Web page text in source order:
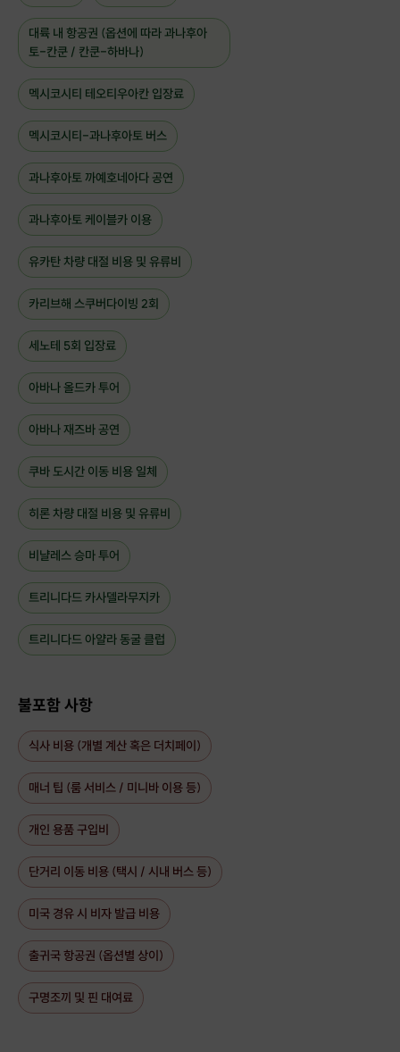
대륙 내 항공권 (옵션에 따라 과나후아
토-칸쿤 / 칸쿤-하바나)
멕시코시티 테오티우아칸 입장료
멕시코시티-과나후아토 버스
과나후아토 까예호네아다 공연
과나후아토 케이블카 이용
유카탄 차량 대절 비용 및 유류비
카리브해 스쿠버다이빙 2회
세노테 5회 입장료
아바나 올드카 투어
아바나 재즈바 공연
쿠바 도시간 이동 비용 일체
히론 차량 대절 비용 및 유류비
비냘레스 승마 투어
트리니다드 카사델라무지카
트리니다드 아얄라 동굴 클럽
불포함 사항
식사 비용 (개별 계산 혹은 더치페이)
매너 팁 (룸 서비스 / 미니바 이용 등)
개인 용품 구입비
단거리 이동 비용 (택시 / 시내 버스 등)
미국 경유 시 비자 발급 비용
출귀국 항공권 (옵션별 상이)
구명조끼 및 핀 대여료